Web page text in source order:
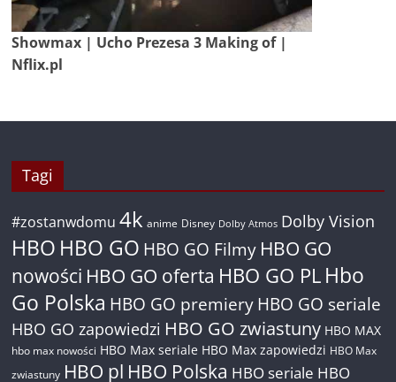
Showmax | Ucho Prezesa 3 Making of |
Nflix.pl
Tagi
#zostanwdomu 4k anime Disney Dolby Atmos Dolby Vision
HBO HBO GO HBO GO Filmy HBO GO
nowości HBO GO oferta HBO GO PL Hbo
Go Polska HBO GO premiery HBO GO seriale
HBO GO zapowiedzi HBO GO zwiastuny HBO MAX
hbo max nowości HBO Max seriale HBO Max zapowiedzi HBO Max
zwiastuny HBO pl HBO Polska HBO seriale HBO